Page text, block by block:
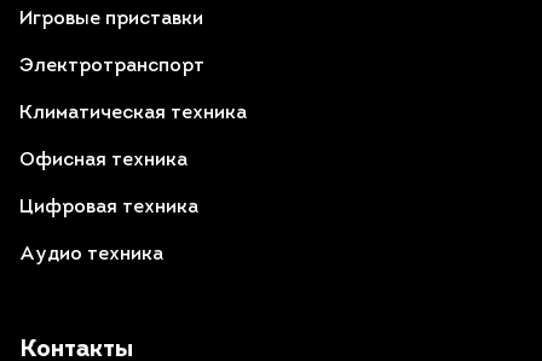
Контакты
Игровые приставки
Электротранспорт
Климатическая техника
Офисная техника
Цифровая техника
Аудио техника